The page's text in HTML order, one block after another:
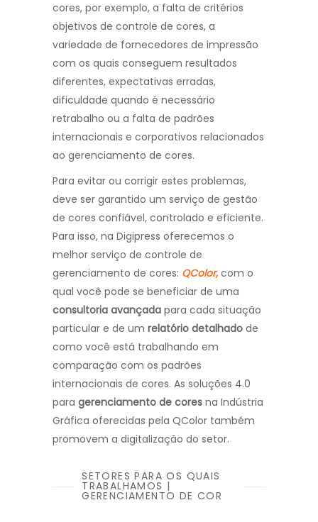
cores, por exemplo, a falta de critérios
objetivos de controle de cores, a
variedade de fornecedores de impressão
com os quais conseguem resultados
diferentes, expectativas erradas,
dificuldade quando é necessário
retrabalho ou a falta de padrões
internacionais e corporativos relacionados
ao gerenciamento de cores.
Para evitar ou corrigir estes problemas,
deve ser garantido um serviço de gestão
de cores confiável, controlado e eficiente.
Para isso, na Digipress oferecemos o
melhor serviço de controle de
gerenciamento de cores: QColor,com o
qual você pode se beneficiar de uma
consultoria avançada para cada situação
particular e de um relatório detalhado de
como você está trabalhando em
comparação com os padrões
internacionais de cores. As soluções 4.0
para gerenciamento de cores na Indústria
Gráfica oferecidas pela QColor também
promovem a digitalização do setor.
SETORES PARA OS QUAIS
TRABALHAMOS |
GERENCIAMENTO DE COR